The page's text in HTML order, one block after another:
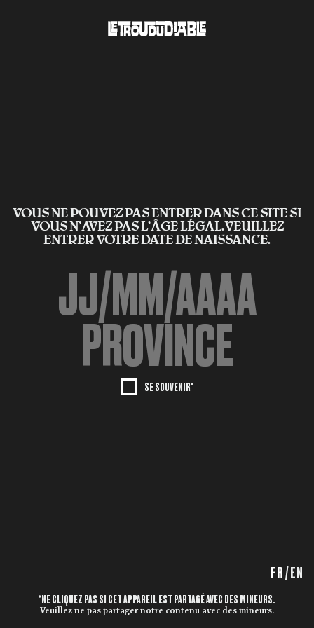
VOUS NE POUVEZ PAS ENTRER DANS CE SITE SI
VOUS N’AVEZ PAS L'ÂGE LÉGAL.VEUILLEZ
ENTRER VOTRE DATE DE NAISSANCE.
SE SOUVENIR*
FR/ EN
*NE CLIQUEZ PAS SI CET APPAREIL EST PARTAGÉ AVEC DES MINEURS.
Veuillez ne pas partager notre contenu avec des mineurs.